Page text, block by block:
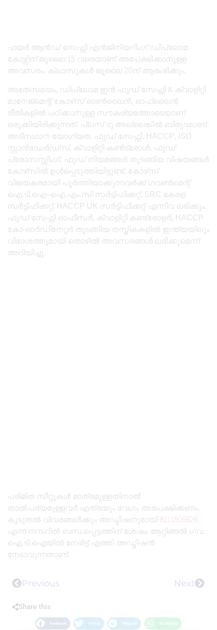
ഫയർ ആൻഡ് സേഫ്റ്റി എൻജിനിയറിംഗ് ഡിപ്ലോമ
കോഴ്സിന് ജൂലൈ 15 വരെയാണ് അപേക്ഷിക്കാനുള്ള
അവസരം. ക്ലാസുകൾ ജൂലൈ 20ന് ആരംഭിക്കും.
അതേസമയം, ഡിപ്ലോമ ഇൻ ഫുഡ് സേഫ്റ്റി & ക്വാളിറ്റി
മാനേജ്‌മെന്റ് കോഴ്‌സ് ഓൺലൈൻ, ഓഫ്‌ലൈൻ
രീതികളിൽ പഠിക്കാനുള്ള സൗകര്യത്തോടെയാണ്
ഒരുക്കിയിരിക്കുന്നത്. പ്ലസ് ടു അല്ലെങ്കിൽ ബിരുദമാണ്
അടിസ്ഥാന യോഗ്യത. ഫുഡ് സേഫ്റ്റി, HACCP, ISO
സ്റ്റാൻഡേർഡ്സ്, ക്വാളിറ്റി കൺട്രോൾ, ഫുഡ്
പ്രോസസ്സിംഗ്, ഫുഡ് നിയമങ്ങൾ തുടങ്ങിയ വിഷയങ്ങൾ
കോഴ്‌സിൽ ഉൾപ്പെടുത്തിയിട്ടുണ്ട്. കോഴ്‌സ്
വിജയകരമായി പൂർത്തിയാക്കുന്നവർക്ക് ഗവൺമെന്റ്
ഐ.ടി.ഐ–ഐ.എം.സി സർട്ടിഫിക്കറ്റ്, SRC കേരള
സർട്ടിഫിക്കറ്റ്, HACCP UK സർട്ടിഫിക്കറ്റ് എന്നിവ ലഭിക്കും.
ഫുഡ് സേഫ്റ്റി ഓഫീസർ, ക്വാളിറ്റി കണ്ട്രോളർ, HACCP
കോ-ഓർഡിനേറ്റർ തുടങ്ങിയ തസ്തികകളിൽ ഇന്ത്യയിലും
വിദേശത്തുമായി തൊഴിൽ അവസരങ്ങൾ ലഭിക്കുമെന്ന്
അറിയിച്ചു.
പരിമിത സീറ്റുകൾ മാത്രമുള്ളതിനാൽ
താൽപര്യമുള്ളവർ എത്രയും വേഗം അപേക്ഷിക്കണം.
കൂടുതൽ വിവരങ്ങൾക്കും അഡ്മിഷനുമായി8111806626
എന്ന നമ്പറിൽ ബന്ധപ്പെട്ടത്തിന് ശേഷം ആറ്റിങ്ങൽ ഗവ.
ഐ.ടി.ഐയിൽ നേരിട്ട് എത്തി അഡ്മിഷൻ
നേടാവുന്നതാണ്.
Previous Next
Share this
Facebook Twitter Telegram WhatsApp